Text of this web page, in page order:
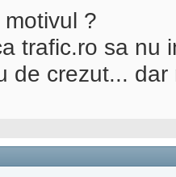
?
trafic.ro sa nu
de crezut...